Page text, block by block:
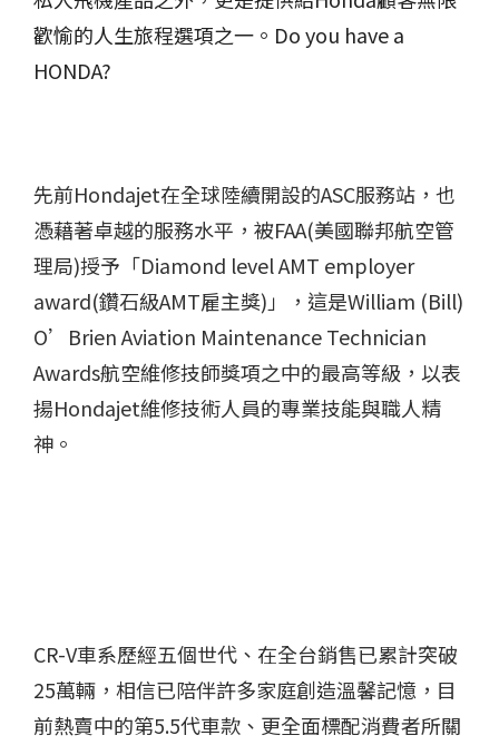
歡愉的人生旅程選項之一。 Do you have a
HONDA?
先前Hondajet在全球陸續開設的ASC服務站，也
憑藉著卓越的服務水平，被FAA(美國聯邦航空管
理局)授予「Diamond level AMT employer
award(鑽石級AMT雇主獎)」，這是William (Bill)
O’Brien Aviation Maintenance Technician
Awards航空維修技師獎項之中的最高等級，以表
揚Hondajet維修技術人員的專業技能與職人精
神。
CR-V車系歷經五個世代、在全台銷售已累計突破
25萬輛，相信已陪伴許多家庭創造溫馨記憶，目
前熱賣中的第5.5代車款、更全面標配消費者所關